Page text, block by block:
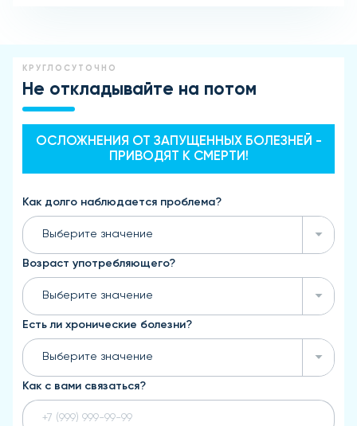
КРУГЛОСУТОЧНО
Не откладывайте на потом
ОСЛОЖНЕНИЯ ОТ ЗАПУЩЕННЫХ БОЛЕЗНЕЙ -
ПРИВОДЯТ К СМЕРТИ!
Как долго наблюдается проблема?
Выберите значение
Возраст употребляющего?
Выберите значение
Есть ли хронические болезни?
Выберите значение
Как с вами связаться?